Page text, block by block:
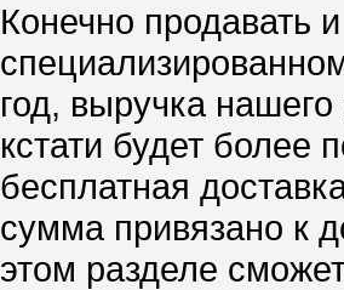
Конечно продавать
год, выручка
кстати будет более
бесплатная
сумма привязано к
этом разделе